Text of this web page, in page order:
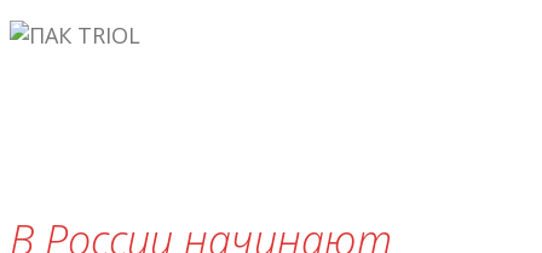
В России начинают